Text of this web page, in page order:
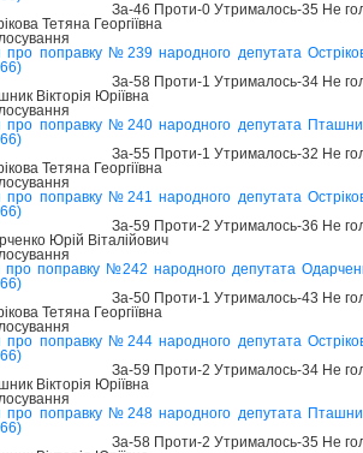
За-46 Проти-0 Утрималось-35 Не
Тетяна Георгіївна
про поправку №239 народного депутата
За-58 Проти-1 Утрималось-34 Не
Вікторія Юріївна
про поправку №240 народного депутата
За-55 Проти-1 Утрималось-32 Не
Тетяна Георгіївна
про поправку №241 народного депутата
За-59 Проти-2 Утрималось-36 Не
Юрій Віталійович
про поправку №242 народного депутата
За-50 Проти-1 Утрималось-43 Не
Тетяна Георгіївна
про поправку №244 народного депутата
За-59 Проти-2 Утрималось-34 Не
Вікторія Юріївна
про поправку №248 народного депутата
За-58 Проти-2 Утрималось-35 Не